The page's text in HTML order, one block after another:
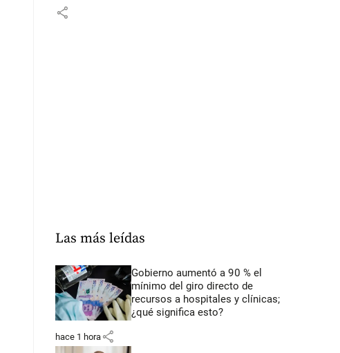
share
Las más leídas
Gobierno aumentó a 90 % el
mínimo del giro directo de
recursos a hospitales y clínicas;
¿qué significa esto?
hace 1 hora share